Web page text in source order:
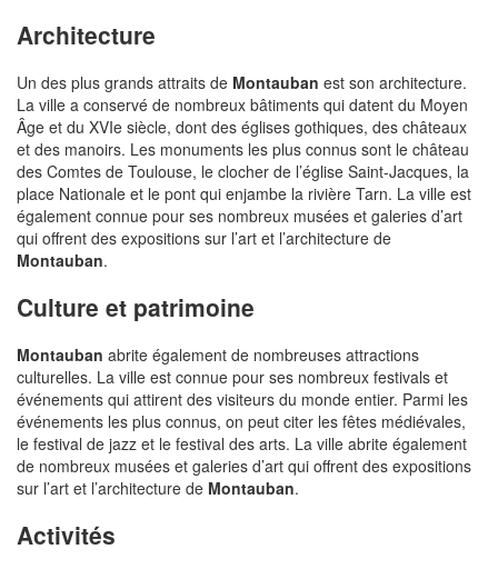
Architecture
Un des plus grands attraits de Montauban est son architecture.
La ville a conservé de nombreux bâtiments qui datent du Moyen
Âge et du XVIe siècle, dont des églises gothiques, des châteaux
et des manoirs. Les monuments les plus connus sont le château
des Comtes de Toulouse, le clocher de l’église Saint-Jacques, la
place Nationale et le pont qui enjambe la rivière Tarn. La ville est
également connue pour ses nombreux musées et galeries d’art
qui offrent des expositions sur l’art et l’architecture de
Montauban.
Culture et patrimoine
Montauban abrite également de nombreuses attractions
culturelles. La ville est connue pour ses nombreux festivals et
événements qui attirent des visiteurs du monde entier. Parmi les
événements les plus connus, on peut citer les fêtes médiévales,
le festival de jazz et le festival des arts. La ville abrite également
de nombreux musées et galeries d’art qui offrent des expositions
sur l’art et l’architecture de Montauban.
Activités